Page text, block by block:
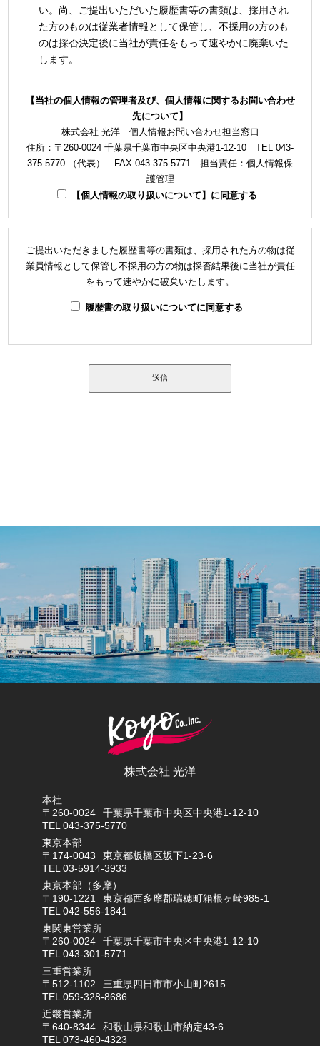
い。尚、ご提出いただいた履歴書等の書類は、採用され
た方のものは従業者情報として保管し、不採用の方のも
のは採否決定後に当社が責任をもって速やかに廃棄いた
します。
【当社の個人情報の管理者及び、個人情報に関するお問い合わせ
先について】
株式会社 光洋 個人情報お問い合わせ担当窓口
住所：〒260-0024 千葉県千葉市中央区中央港1-12-10 TEL 043-
375-5770 （代表） FAX 043-375-5771 担当責任：個人情報保
護管理
【個人情報の取り扱いについて】に同意する
ご提出いただきました履歴書等の書類は、採用された方の物は従
業員情報として保管し不採用の方の物は採否結果後に当社が責任
をもって速やかに破棄いたします。
履歴書の取り扱いについてに同意する
株式会社 光洋
本社
〒260-0024
千葉県千葉市中央区中央港1-12-10
TEL 043-375-5770
東京本部
〒174-0043
東京都板橋区坂下1-23-6
TEL 03-5914-3933
東京本部（多摩）
〒190-1221
東京都西多摩郡瑞穂町箱根ヶ崎985-1
TEL 042-556-1841
東関東営業所
〒260-0024
千葉県千葉市中央区中央港1-12-10
TEL 043-301-5771
三重営業所
〒512-1102
三重県四日市市小山町2615
TEL 059-328-8686
近畿営業所
〒640-8344
和歌山県和歌山市納定43-6
TEL 073-460-4323